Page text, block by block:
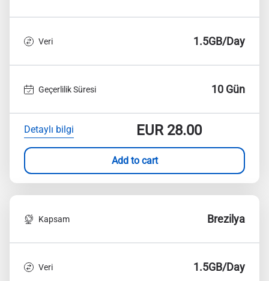
Veri 1.5GB/Day
Geçerlilik Süresi 10 Gün
Detaylı bilgi EUR28.00
Add to cart
Kapsam Brezilya
Veri 1.5GB/Day